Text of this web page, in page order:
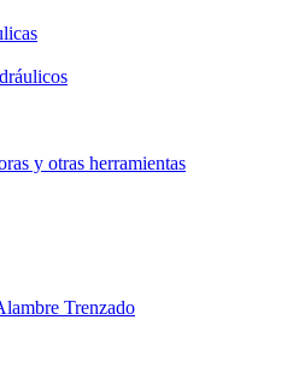
y otras herramientas
Trenzado